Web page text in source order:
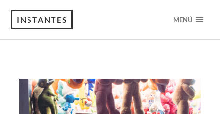
INSTANTES MENÚ